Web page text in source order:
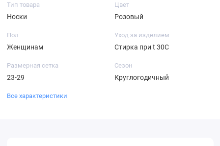
Тип товара
Носки
Цвет
Розовый
Пол
Женщинам
Уход за изделием
Стирка при t 30С
Размерная сетка
23-29
Сезон
Круглогодичный
Все характеристики